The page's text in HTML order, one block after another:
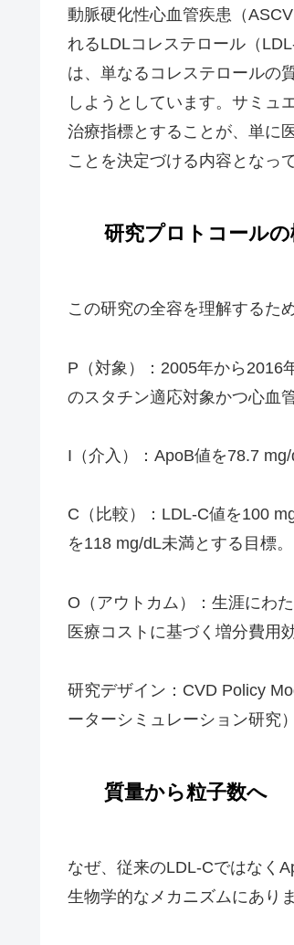
動脈硬化性心血管疾患（
れるLDLコレステロール（
は、単なるコレステロールの
しようとしています。サミュ
治療指標とすることが、単に
ことを決定づける内容となっ
研究プロトコールの
この研究の全容を理解するた
P（対象）：2005年から2016
のスタチン適応対象かつ心血
I（介入）：ApoB値を78.7
C（比較）：LDL-C値を100
を118 mg/dL未満とする目標。
O（アウトカム）：生涯にわ
医療コストに基づく増分費用
研究デザイン：CVD Policy
ーターシミュレーション研究）
質量から粒子数へ
なぜ、従来のLDL-Cではなく
生物学的なメカニズムにありま